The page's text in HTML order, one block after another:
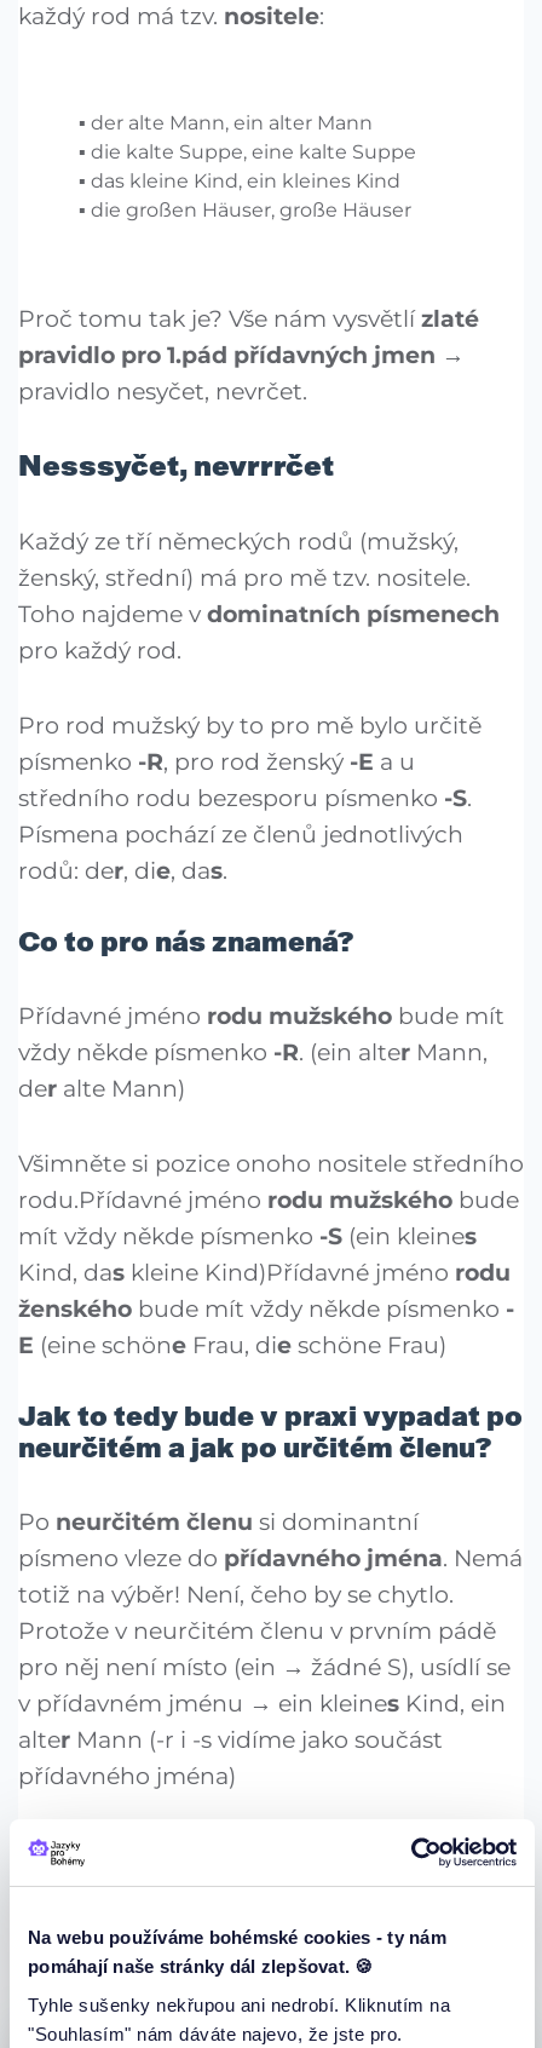
Na webu používáme bohémské cookies - ty nám
pomáhají naše stránky dál zlepšovat. 🍪
Tyhle sušenky nekřupou ani nedrobí. Kliknutím na
"Souhlasím" nám dáváte najevo, že jste pro.
každý rod má tzv. nositele:
der alte Mann, ein alter Mann
die kalte Suppe, eine kalte Suppe
das kleine Kind, ein kleines Kind
die großen Häuser, große Häuser
Proč tomu tak je? Vše nám vysvětlízlaté
pravidlo pro 1.pád přídavných jmen →
pravidlo nesyčet, nevrčet.
Nesssyčet, nevrrrčet
Každý ze tří německých rodů (mužský,
ženský, střední) má pro mě tzv. nositele.
Toho najdeme v dominatních písmenech
pro každý rod.
Pro rod mužský by to pro mě bylo určitě
písmenko -R, pro rod ženský -E a u
středního rodu bezesporu písmenko -S.
Písmena pochází ze členů jednotlivých
rodů: der, die, das.
Co to pro nás znamená?
Přídavné jméno rodu mužského bude mít
vždy někde písmenko -R. (ein alter Mann,
der alte Mann)
Všimněte si pozice onoho nositele středního
rodu.Přídavné jméno rodu mužského bude
mít vždy někde písmenko -S (ein kleines
Kind, das kleine Kind)Přídavné jméno rodu
ženského bude mít vždy někde písmenko -
E (eine schöne Frau, die schöne Frau)
Jak to tedy bude v praxi vypadat po
neurčitém a jak po určitém členu?
Po neurčitém členu si dominantní
písmeno vleze do přídavného jména. Nemá
totiž na výběr! Není, čeho by se chytlo.
Protože v neurčitém členu v prvním pádě
pro něj není místo (ein → žádné S), usídlí se
v přídavném jménu → ein kleines Kind, ein
alter Mann (-r i -s vidíme jako součást
přídavného jména)
Přiurčitém členu
už je tomu ale jinak →
daskleine Kind, deralte Mann. -r i -s
přídavné jméno opouští. Proč? Protože už
je v určitém členu.